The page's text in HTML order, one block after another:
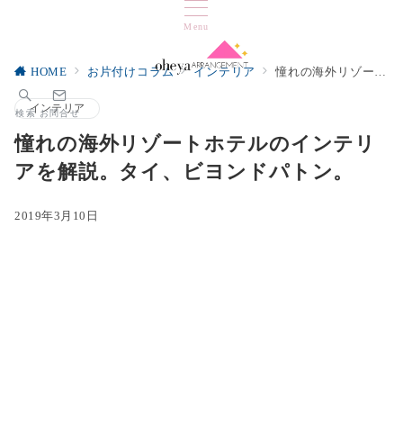
Menu
検索 お問合せ
HOME お片付けコラム インテリア 憧れの海外リゾートホテルのインテリアを解説。タイ、ビヨンドパトン。
インテリア
憧れの海外リゾートホテルのインテリ
アを解説。タイ、ビヨンドパトン。
2019年3月10日